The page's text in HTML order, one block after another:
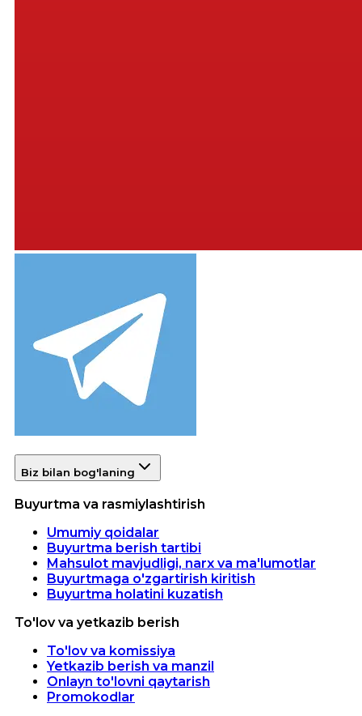
Biz bilan bog'laning
Buyurtma va rasmiylashtirish
Umumiy qoidalar
Buyurtma berish tartibi
Mahsulot mavjudligi, narx va ma'lumotlar
Buyurtmaga o'zgartirish kiritish
Buyurtma holatini kuzatish
To'lov va yetkazib berish
To'lov va komissiya
Yetkazib berish va manzil
Onlayn to'lovni qaytarish
Promokodlar